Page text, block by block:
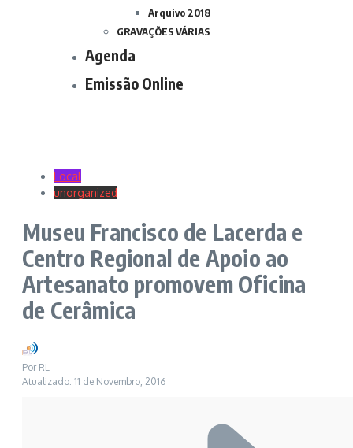
Arquivo 2018
GRAVAÇÕES VÁRIAS
Agenda
Emissão Online
Local
unorganized
Museu Francisco de Lacerda e
Centro Regional de Apoio ao
Artesanato promovem Oficina
de Cerâmica
Por RL
Atualizado: 11 de Novembro, 2016